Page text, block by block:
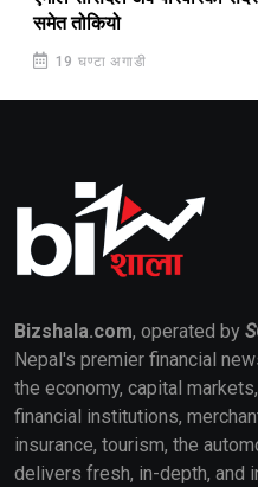
समेत तोकियो
19 घण्टा अगाडी
Bizshala.com, operated by
Nepal's premier financial
the economy, capital
financial institutions,
insurance, tourism, the
delivers fresh, in-depth, and